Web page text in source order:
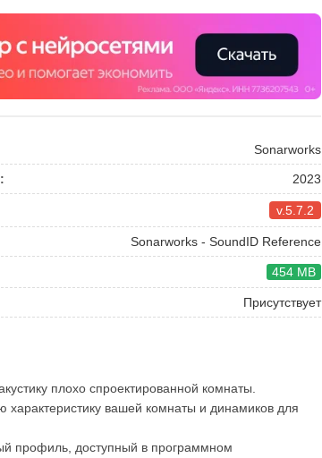
Sonarworks
2023
v.5.7.2
Sonarworks - SoundID Reference
454 MB
Присутствует
плохо спроектированной комнаты.
характеристику вашей комнаты и динамиков для
профиль, доступный в программном